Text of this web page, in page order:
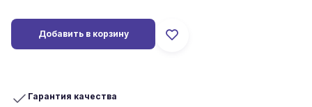
Добавить в корзину
Гарантия качества